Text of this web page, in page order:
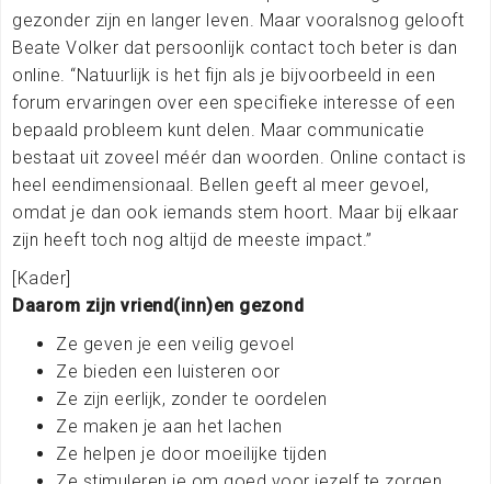
gezonder zijn en langer leven. Maar vooralsnog gelooft
Beate Volker dat persoonlijk contact toch beter is dan
online. “Natuurlijk is het fijn als je bijvoorbeeld in een
forum ervaringen over een specifieke interesse of een
bepaald probleem kunt delen. Maar communicatie
bestaat uit zoveel méér dan woorden. Online contact is
heel eendimensionaal. Bellen geeft al meer gevoel,
omdat je dan ook iemands stem hoort. Maar bij elkaar
zijn heeft toch nog altijd de meeste impact.”
[Kader]
Daarom zijn vriend(inn)en gezond
Ze geven je een veilig gevoel
Ze bieden een luisteren oor
Ze zijn eerlijk, zonder te oordelen
Ze maken je aan het lachen
Ze helpen je door moeilijke tijden